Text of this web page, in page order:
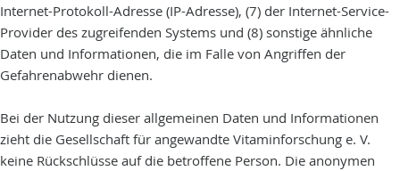
Internet-Protokoll-Adresse (IP-Adresse), (7) der Internet-Service-
Provider des zugreifenden Systems und (8) sonstige ähnliche
Daten und Informationen, die im Falle von Angriffen der
Gefahrenabwehr dienen.
Bei der Nutzung dieser allgemeinen Daten und Informationen
zieht die Gesellschaft für angewandte Vitaminforschung e. V.
keine Rückschlüsse auf die betroffene Person. Die anonymen